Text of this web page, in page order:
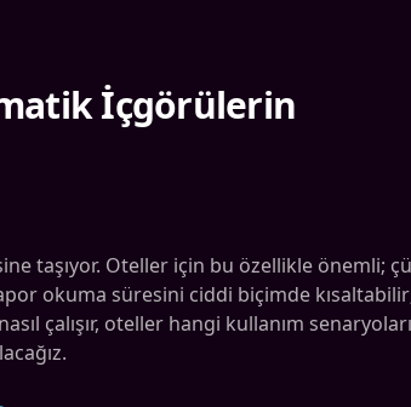
İçgörülerin
taşıyor. Oteller için bu özellikle önemli;
okuma süresini ciddi biçimde
çalışır, oteller hangi kullanım